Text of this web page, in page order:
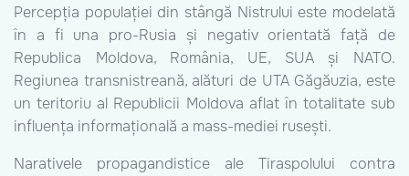
Percepția populației din stângă Nistrului este modelată
în a fi una pro-Rusia și negativ orientată față de
Republica Moldova, România, UE, SUA și NATO.
Regiunea transnistreană, alături de UTA Găgăuzia, este
un teritoriu al Republicii Moldova aflat în totalitate sub
influența informațională a mass-mediei rusești.
Narativele propagandistice ale Tiraspolului contra